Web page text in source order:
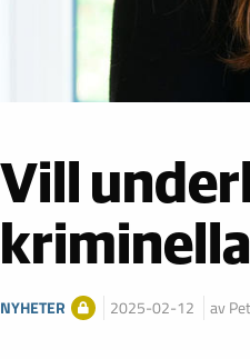
Vill
kriminella
NYHETER 2025-02-12 av